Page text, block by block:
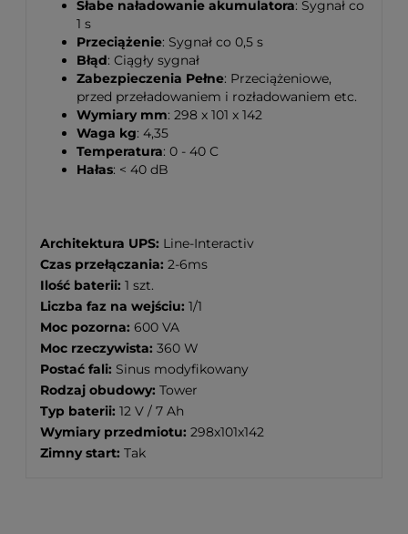
Słabe naładowanie akumulatora: Sygnał co
1 s
Przeciążenie: Sygnał co 0,5 s
Błąd: Ciągły sygnał
Zabezpieczenia Pełne: Przeciążeniowe,
przed przeładowaniem i rozładowaniem etc.
Wymiary mm: 298 x 101 x 142
Waga kg: 4,35
Temperatura: 0 - 40 C
Hałas: < 40 dB
Architektura UPS: Line-Interactiv
Czas przełączania: 2-6ms
Ilość baterii: 1 szt.
Liczba faz na wejściu: 1/1
Moc pozorna: 600 VA
Moc rzeczywista: 360 W
Postać fali: Sinus modyfikowany
Rodzaj obudowy: Tower
Typ baterii: 12 V / 7 Ah
Wymiary przedmiotu: 298x101x142
Zimny start: Tak